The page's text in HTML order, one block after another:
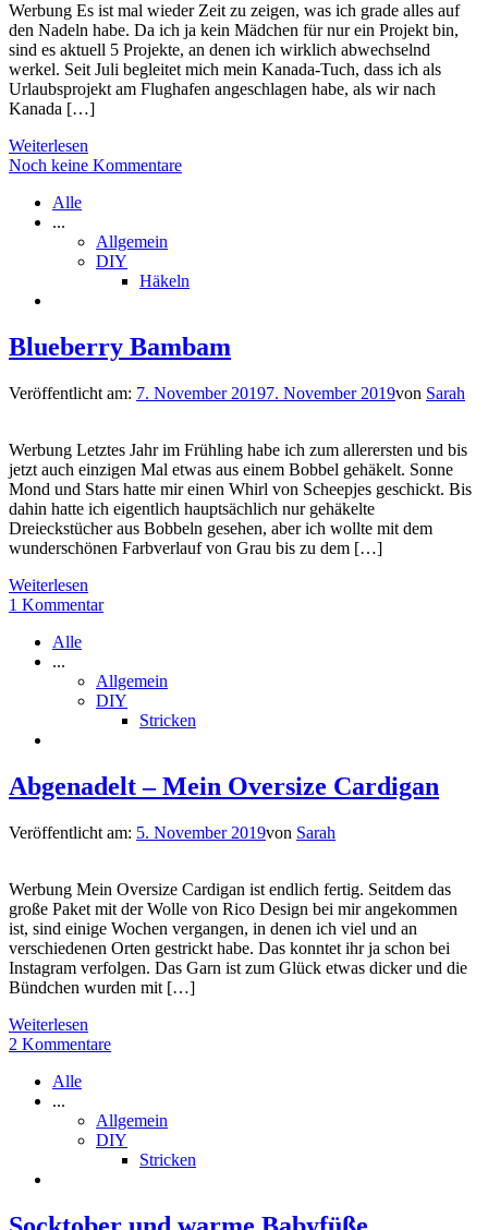
Werbung Es ist mal wieder Zeit zu zeigen, was ich grade alles auf
den Nadeln habe. Da ich ja kein Mädchen für nur ein Projekt bin,
sind es aktuell 5 Projekte, an denen ich wirklich abwechselnd
werkel. Seit Juli begleitet mich mein Kanada-Tuch, dass ich als
Urlaubsprojekt am Flughafen angeschlagen habe, als wir nach
Kanada […]
Weiterlesen
Noch keine Kommentare
Alle
...
Allgemein
DIY
Häkeln
Blueberry Bambam
Veröffentlicht am: 7. November 20197. November 2019von Sarah
Werbung Letztes Jahr im Frühling habe ich zum allerersten und bis
jetzt auch einzigen Mal etwas aus einem Bobbel gehäkelt. Sonne
Mond und Stars hatte mir einen Whirl von Scheepjes geschickt. Bis
dahin hatte ich eigentlich hauptsächlich nur gehäkelte
Dreieckstücher aus Bobbeln gesehen, aber ich wollte mit dem
wunderschönen Farbverlauf von Grau bis zu dem […]
Weiterlesen
1 Kommentar
Alle
...
Allgemein
DIY
Stricken
Abgenadelt – Mein Oversize Cardigan
Veröffentlicht am: 5. November 2019von Sarah
Werbung Mein Oversize Cardigan ist endlich fertig. Seitdem das
große Paket mit der Wolle von Rico Design bei mir angekommen
ist, sind einige Wochen vergangen, in denen ich viel und an
verschiedenen Orten gestrickt habe. Das konntet ihr ja schon bei
Instagram verfolgen. Das Garn ist zum Glück etwas dicker und die
Bündchen wurden mit […]
Weiterlesen
2 Kommentare
Alle
...
Allgemein
DIY
Stricken